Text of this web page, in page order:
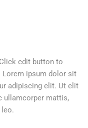
edit button to
Lorem ipsum dolor sit
adipiscing elit. Ut elit
ullamcorper mattis,
leo.